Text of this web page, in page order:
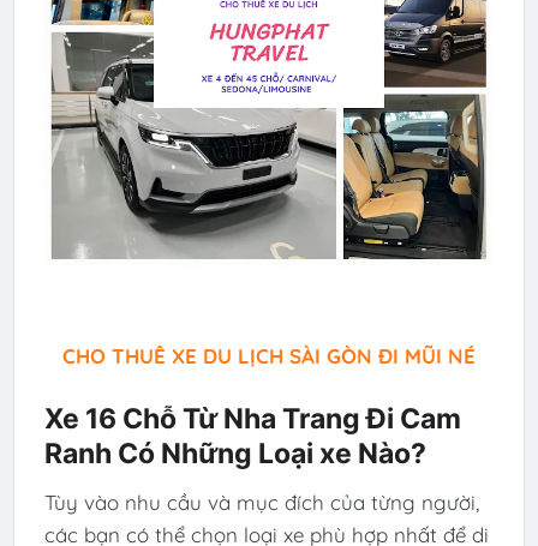
CHO THUÊ XE DU LỊCH SÀI GÒN ĐI MŨI NÉ
Xe 16 Chỗ Từ Nha Trang Đi Cam
Ranh Có Những Loại xe Nào?
Tùy vào nhu cầu và mục đích của từng người,
các bạn có thể chọn loại xe phù hợp nhất để di